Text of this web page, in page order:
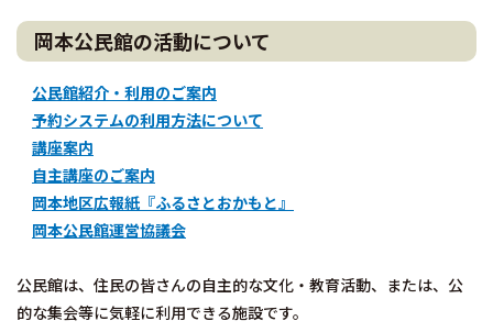
岡本公民館の活動について
公民館紹介・利用のご案内
予約システムの利用方法について
講座案内
自主講座のご案内
岡本地区広報紙『ふるさとおかもと』
岡本公民館運営協議会
公民館は、住民の皆さんの自主的な文化・教育活動、または、公
的な集会等に気軽に利用できる施設です。